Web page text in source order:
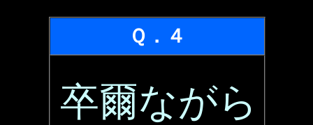
Ｑ．４
卒爾ながら